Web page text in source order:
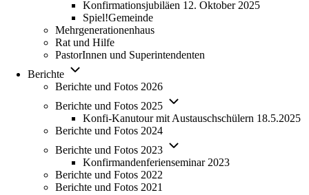
Konfirmationsjubiläen 12. Oktober 2025
Spiel!Gemeinde
Mehrgenerationenhaus
Rat und Hilfe
PastorInnen und Superintendenten
Berichte
Unternavigation von Berichte
Berichte und Fotos 2026
Berichte und Fotos 2025
Unternavigation von Berichte
Konfi-Kanutour mit Austauschschülern 18.5.2025
Berichte und Fotos 2024
Berichte und Fotos 2023
Unternavigation von Berichte
Konfirmandenferienseminar 2023
Berichte und Fotos 2022
Berichte und Fotos 2021